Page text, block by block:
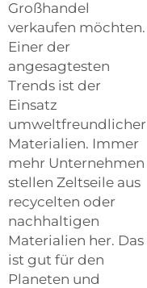
Großhandel
verkaufen möchten.
Einer der
angesagtesten
Trends ist der
Einsatz
umweltfreundlicher
Materialien. Immer
mehr Unternehmen
stellen Zeltseile aus
recycelten oder
nachhaltigen
Materialien her. Das
ist gut für den
Planeten und